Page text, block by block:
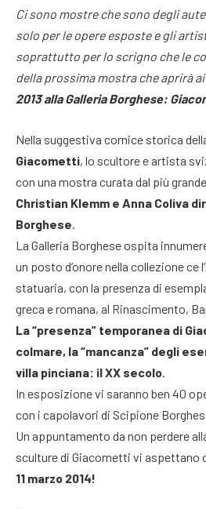
Ci sono mostre che sono degli
solo per le opere esposte e gli
soprattutto per lo scrigno che le
della prossima mostra che aprirà
2013 alla Galleria Borghese:
Nella suggestiva cornice storica
Giacometti, lo scultore e artista
con una mostra curata dal più
Christian Klemm e Anna Coliva
Borghese
La Galleria Borghese ospita
un posto d’onore nella collezione ce
statuaria, con la presenza di
greca e romana, al Rinascimento,
La “presenza” temporanea di
colmare, la “mancanza” degli
villa pinciana: il XX secolo
In esposizione vi saranno ben 40
con i capolavori di Scipione
Un appuntamento da non perdere
sculture di Giacometti vi aspettano
11 marzo 2014!